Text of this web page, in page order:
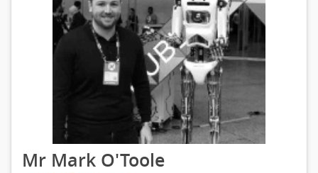
Mr Mark O'Toole